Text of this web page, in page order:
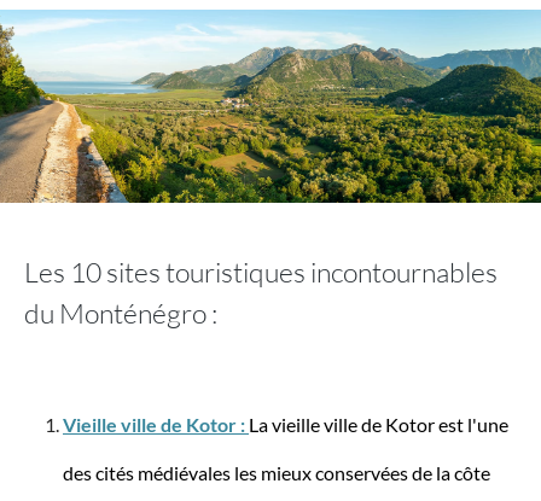
Travelite
Bagage à main DYNAMIIC S (55 cm)
-10%
Les 10 sites touristiques incontournables
du Monténégro :
Vieille ville de Kotor : La vieille ville de Kotor est l'une
des cités médiévales les mieux conservées de la côte